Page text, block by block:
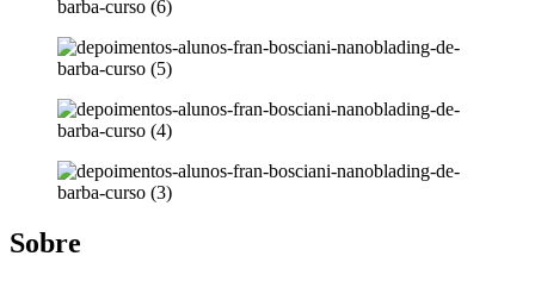
Sobre